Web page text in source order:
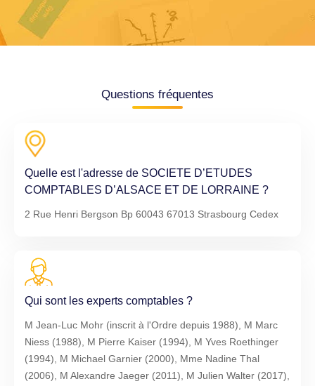
Questions fréquentes
Quelle est l'adresse de SOCIETE D’ETUDES
COMPTABLES D’ALSACE ET DE LORRAINE ?
2 Rue Henri Bergson Bp 60043 67013 Strasbourg Cedex
Qui sont les experts comptables ?
M Jean-Luc Mohr (inscrit à l'Ordre depuis 1988), M Marc
Niess (1988), M Pierre Kaiser (1994), M Yves Roethinger
(1994), M Michael Garnier (2000), Mme Nadine Thal
(2006), M Alexandre Jaeger (2011), M Julien Walter (2017),